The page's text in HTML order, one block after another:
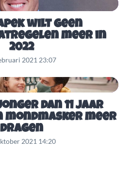
wilt geen
meer in
2022
2021 23:07
dan 11 jaar
mondmasker meer
dragen
2021 14:20